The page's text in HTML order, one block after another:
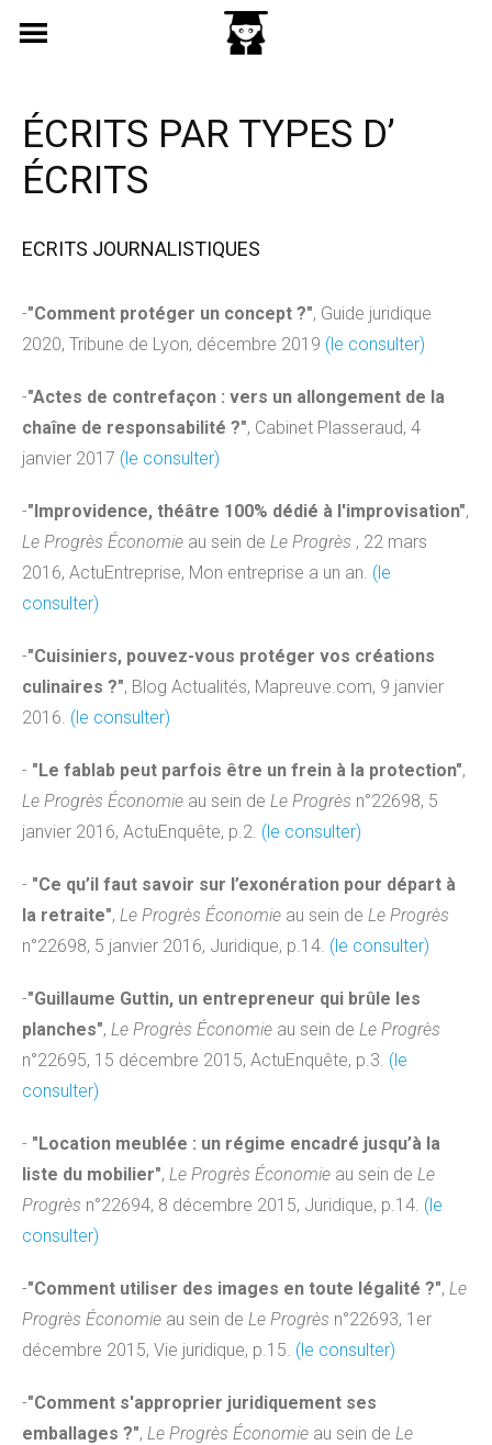
ÉCRITS PAR TYPES D’
ÉCRITS
ECRITS JOURNALISTIQUES
-"Comment protéger un concept ?", Guide juridique
2020, Tribune de Lyon, décembre 2019 (le consulter)
-"Actes de contrefaçon : vers un allongement de la
chaîne de responsabilité ?", Cabinet Plasseraud, 4
janvier 2017 (le consulter)
-"Improvidence, théâtre 100% dédié à l'improvisation",
Le Progrès Économie au sein de Le Progrès , 22 mars
2016, ActuEntreprise, Mon entreprise a un an. (le
consulter)
-"Cuisiniers, pouvez-vous protéger vos créations
culinaires ?", Blog Actualités, Mapreuve.com, 9 janvier
2016. (le consulter)
- "Le fablab peut parfois être un frein à la protection",
Le Progrès Économie au sein de Le Progrès n°22698, 5
janvier 2016, ActuEnquête, p.2. (le consulter)
- "Ce qu’il faut savoir sur l’exonération pour départ à
la retraite", Le Progrès Économie au sein de Le Progrès
n°22698, 5 janvier 2016, Juridique, p.14. (le consulter)
-"Guillaume Guttin, un entrepreneur qui brûle les
planches", Le Progrès Économie au sein de Le Progrès
n°22695, 15 décembre 2015, ActuEnquête, p.3. (le
consulter)
- "Location meublée : un régime encadré jusqu’à la
liste du mobilier", Le Progrès Économie au sein de Le
Progrès n°22694, 8 décembre 2015, Juridique, p.14. (le
consulter)
-"Comment utiliser des images en toute légalité ?", Le
Progrès Économie au sein de Le Progrès n°22693, 1er
décembre 2015, Vie juridique, p.15. (le consulter)
-"Comment s'approprier juridiquement ses
emballages ?", Le Progrès Économie au sein de Le